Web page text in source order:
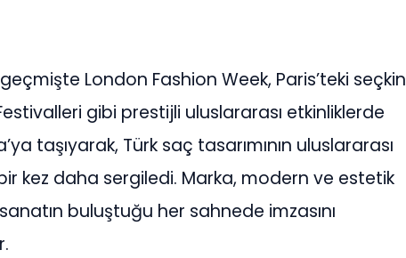
London Fashion Week, Paris’teki seçkin
gibi prestijli uluslararası etkinliklerde
taşıyarak, Türk saç tasarımının uluslararası
kez daha sergiledi. Marka, modern ve estetik
buluştuğu her sahnede imzasını